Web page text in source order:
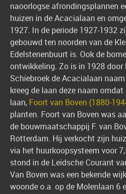
naoorlogse afrondingsplannen
huizen in de Acacialaan en
1927. In de periode 1927-1932
gebouwd ten noorden van de
Edelstenenbuurt is. Ook de
ontwikkeling. Zo is in 1928 door
Schiebroek de Acacialaan
kreeg de laan deze naam
laan, Foort van Boven (1880-
planten. Foort van Boven was
de bouwmaatschappij F. van
Rotterdam. Hij verkocht zijn
via het huurkoopsysteem voor
stond in de Leidsche Courant
Van Boven was een bekende
woonde o.a. op de Molenlaan 6